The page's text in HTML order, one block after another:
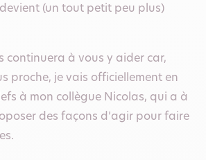
(un tout petit peu plus)
continuera à vous y aider car,
proche, je vais officiellement en
à mon collègue Nicolas, qui a à
des façons d’agir pour faire